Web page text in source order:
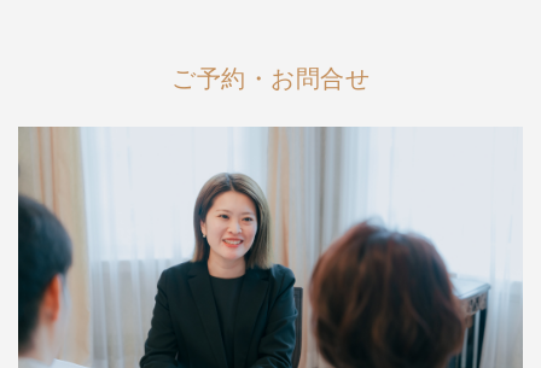
ご予約・お問合せ